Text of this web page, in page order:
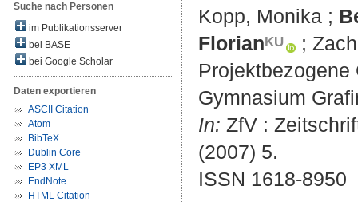
Suche nach Personen
im Publikationsserver
bei BASE
bei Google Scholar
Daten exportieren
ASCII Citation
Atom
BibTeX
Dublin Core
EP3 XML
EndNote
HTML Citation
Kopp, Monika ;
Florian
;
Gymnasium
In: ZfV :
(2007) 5.
ISSN 1618-8950